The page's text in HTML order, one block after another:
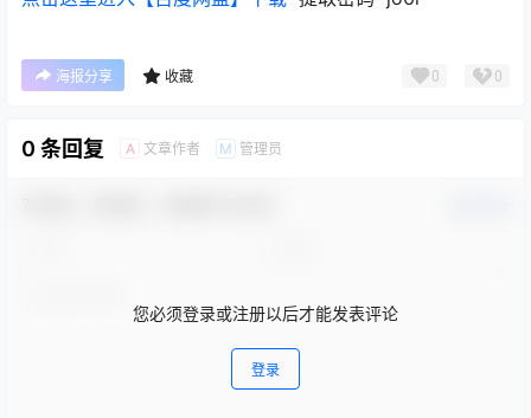
海报分享 收藏 0 0
0 条回复 A 文章作者 M 管理员
您必须登录或注册以后才能发表评论
登录